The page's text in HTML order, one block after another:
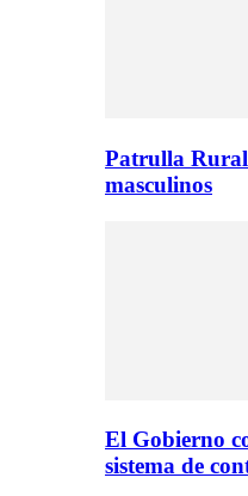
Patrulla Rural
masculinos
El Gobierno
sistema de